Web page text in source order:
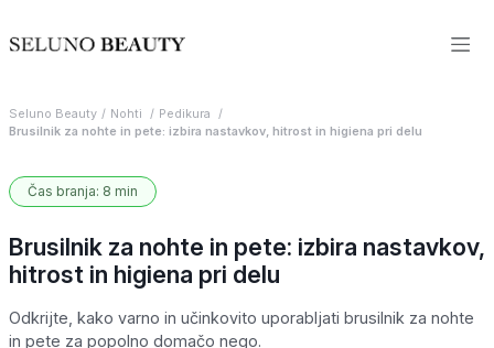
Seluno Beauty Nohti
Pedikura
Brusilnik za nohte in pete: izbira nastavkov, hitrost in higiena pri delu
Čas branja: 8 min
Brusilnik za nohte in pete: izbira nastavkov,
hitrost in higiena pri delu
Odkrijte, kako varno in učinkovito uporabljati brusilnik za nohte
in pete za popolno domačo nego.